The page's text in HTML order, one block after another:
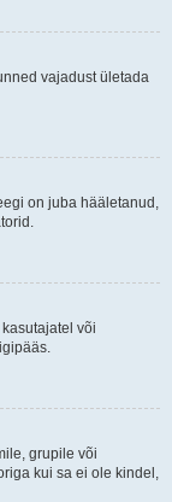
vajadust ületada
on juba hääletanud,
või
grupile või
kui sa ei ole kindel,